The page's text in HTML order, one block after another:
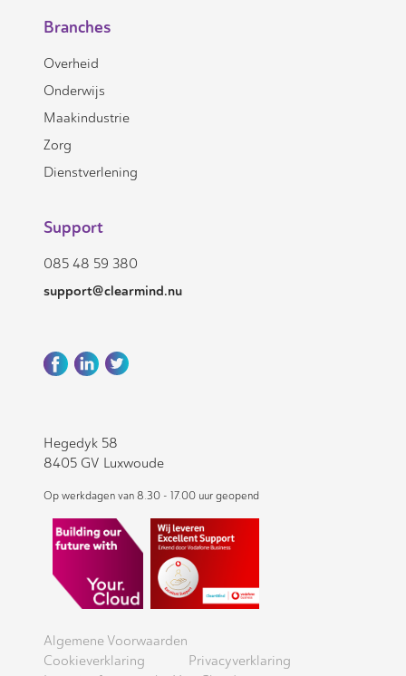
Branches
Overheid
Onderwijs
Maakindustrie
Zorg
Dienstverlening
Support
085 48 59 380
support@clearmind.nu
Hegedyk 58
8405 GV Luxwoude
Op werkdagen van 8.30 - 17.00 uur geopend
Algemene Voorwaarden
Cookieverklaring
Privacyverklaring